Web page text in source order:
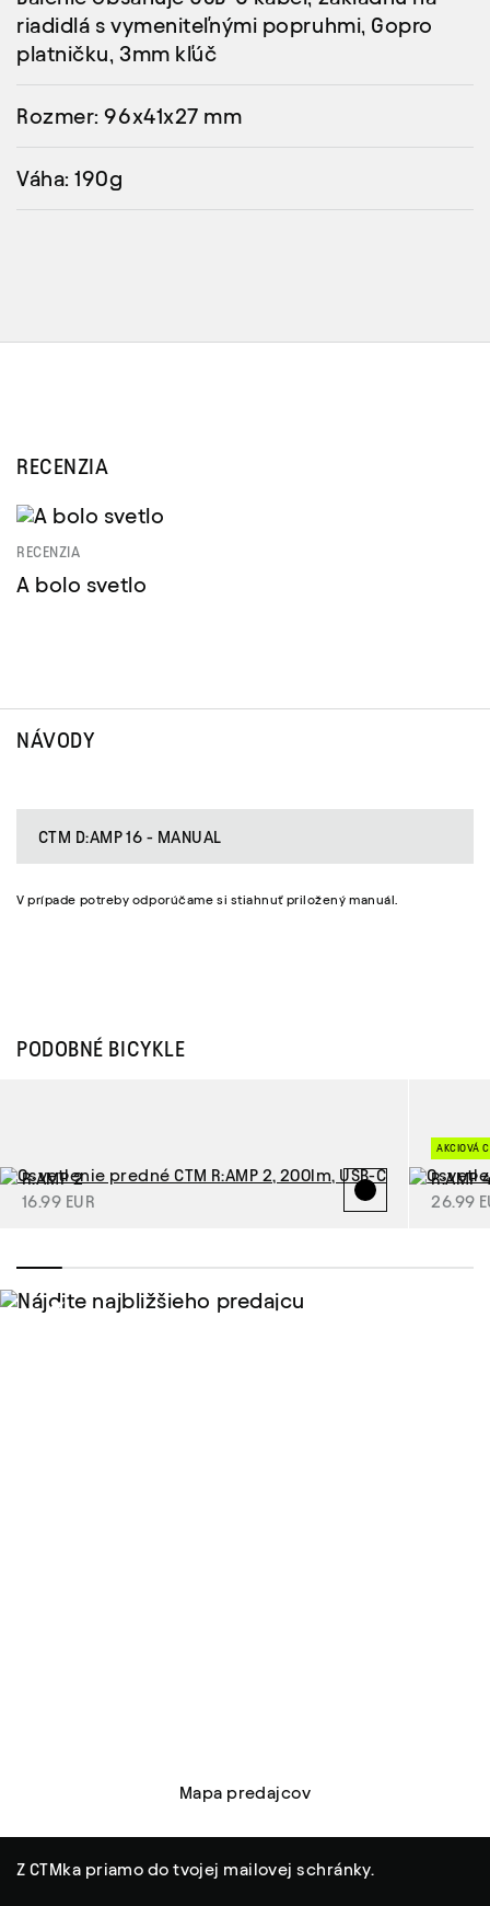
riadidlá s vymeniteľnými popruhmi, Gopro
platničku, 3mm kľúč
Rozmer: 96x41x27 mm
Váha: 190g
RECENZIA
RECENZIA
A bolo svetlo
NÁVODY
CTM D:AMP 16 - MANUAL
V prípade potreby odporúčame si stiahnuť priložený manuál.
PODOBNÉ BICYKLE
R:AMP 2
16.99 EUR
AKCIOVÁ
R:AMP
26.99
Mapa predajcov
Z CTMka priamo do tvojej mailovej schránky.